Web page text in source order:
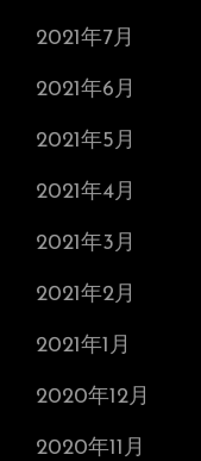
2021年7月
2021年6月
2021年5月
2021年4月
2021年3月
2021年2月
2021年1月
2020年12月
2020年11月